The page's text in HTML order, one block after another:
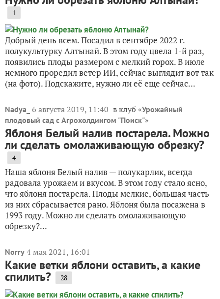
1
Добрый день всем. Посадил в сентябре 2022 г.
полукультурку Алтынай. В этом году цвела 1-й раз,
появились плоды размером с мелкий горох. В июле
немного проредил ветер ИИ, сейчас выглядит вот так
(на фото). Подскажите, нужно ли её еще сейчас...
Nadya_ 6 августа 2019, 11:40 в клуб «Урожайный
плодовый сад с Агрохолдингом "Поиск"»
Яблоня Белый налив постарела. Можно
ли сделать омолаживающую обрезку?
4
Наша яблоня Белый налив — полукарлик, всегда
радовала урожаем и вкусом. В этом году стало ясно,
что яблоня постарела. Плоды мелкие, большая часть
из них сбрасывается рано. Яблоня была посажена в
1993 году. Можно ли сделать омолаживающую
обрезку?...
Norry 4 мая 2021, 16:01
Какие ветки яблони оставить, а какие
спилить? 28